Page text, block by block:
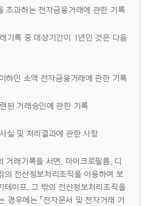
초과하는 전자금융거래에 관한 기록
기록 중 대상기간이 1년인 것은 다음
하인 소액 전자금융거래에 관한 기록
된 거래승인에 관한 기록
실 및 처리결과에 관한 사항
래기록을 서면, 마이크로필름, 디
의 전산정보처리조직을 이용하여 보
테이프, 그 밖의 전산정보처리조직을
경우에는 「전자문서 및 전자거래 기